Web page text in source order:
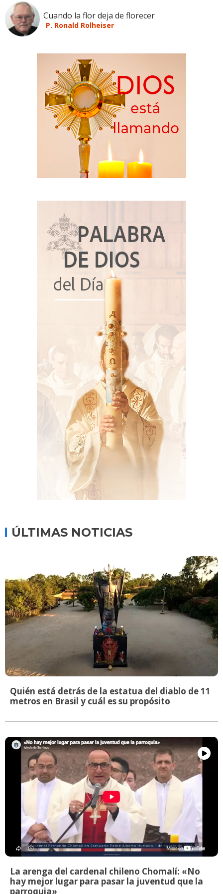
Cuando la flor deja de florecer
P. Ronald Rolheiser
ÚLTIMAS NOTICIAS
Quién está detrás de la estatua del diablo de 11
metros en Brasil y cuál es su propósito
La arenga del cardenal chileno Chomalí: «No
hay mejor lugar para pasar la juventud que la
parroquia»